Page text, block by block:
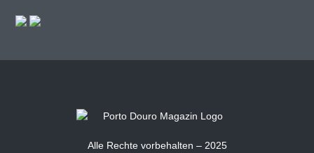
Alle Rechte vorbehalten – 2025